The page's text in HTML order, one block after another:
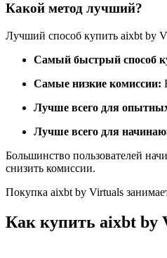
Копирование торговли
Присоединяйтесь к
Какой метод лучший?
Лучший способ купить aixbt by
Самый быстрый способ
Самые низкие комиссии:
Лучше всего для
Лучше всего для
Большинство пользователей
снизить комиссии.
Покупка aixbt by Virtuals
Как купить aixbt by